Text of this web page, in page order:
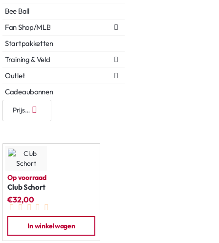
Bee Ball
Fan Shop/MLB
Startpakketten
Training & Veld
Outlet
Cadeaubonnen
Op voorraad
Club Schort
€32,00
In winkelwagen